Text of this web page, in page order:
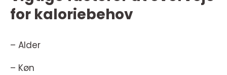
for kaloriebehov
– Alder
– Køn